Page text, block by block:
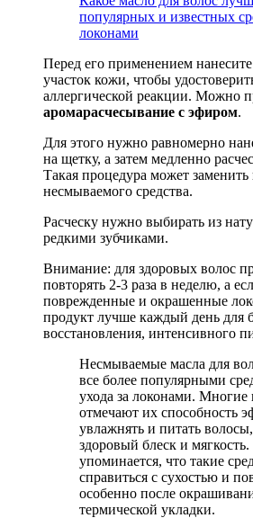
популярных и известных
локонами
Перед его применением
участок кожи, чтобы
аллергической реакции. Можно
аромарасчесывание с эфиром.
Для этого нужно равномерно
на щетку, а затем медленно
Такая процедура может заменить
несмываемого средства.
Расческу нужно выбирать из
редкими зубчиками.
Внимание: для здоровых волос
повторять 2-3 раза в неделю, а
поврежденные и окрашенные
продукт лучше каждый день для
восстановления, интенсивного
Несмываемые масла для
все более популярными
ухода за локонами. Многие
отмечают их способность
увлажнять и питать
здоровый блеск и
упоминается, что такие
справиться с сухостью и
особенно после
термической укладки.